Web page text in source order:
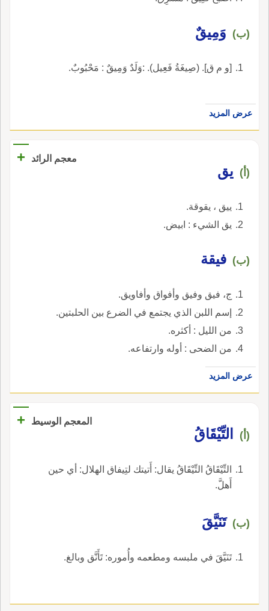
(ب) وَمِيقٌ
[و م ق]. (صِيغَةُ فَعِيل). :وَلَدٌ وَمِيقٌ : مَحْبُوبٌ.
عرض المزيد
معجم الرائد +
(أ) يق
ييق ، يقوقة.
يق الشيء : ابيض.
(ب) فيقة
ج، فيق وفيق وأفواق وأفاويق.
إسم اللبن الذي يجتمع في الضرع بين الحلبتين.
من الليل : أكثره.
من الضحى : أوله وارتفاعه.
عرض المزيد
المعجم الوسيط +
(أ) التِّيْقَاقُ
التِّيْقَاقُ التِّيْقَاقُ يقال: أَتيتك لتِيفاق الهلال: أي حين
أَهلَّ.
(ب) تَنَيَّقَ
تَنَيَّقَ في ملبسه ومطعمه وأُموره: تَأَنَّق وبالغ.